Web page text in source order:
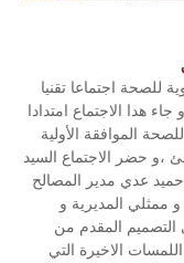
الجهوية للصحة اجتماعا تقنيا
هدا الاجتماع امتدادا
الموافقة الأولية
حضر الاجتماع السيد
عدي مدير المصالح
المديرية و
المقدم من
الاخيرة التي